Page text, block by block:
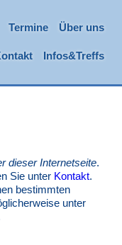
Termine Über uns
Infos&Treffs
dieser Internetseite.
Sie unter Kontakt.
bestimmten
unter